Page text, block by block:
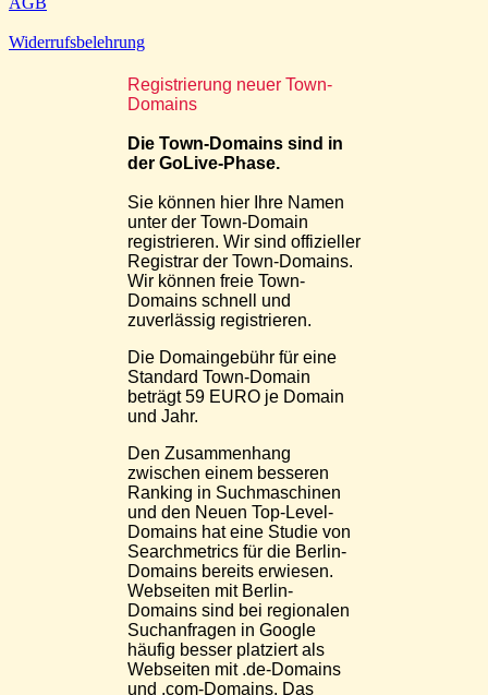
Widerrufsbelehrung
Registrierung neuer Town-
Domains
Die Town-Domains sind in
der GoLive-Phase.
Sie können hier Ihre Namen
unter der Town-Domain
registrieren. Wir sind offizieller
Registrar der Town-Domains.
Wir können freie Town-
Domains schnell und
zuverlässig registrieren.
Die Domaingebühr für eine
Standard Town-Domain
beträgt 59 EURO je Domain
und Jahr.
Den Zusammenhang
zwischen einem besseren
Ranking in Suchmaschinen
und den Neuen Top-Level-
Domains hat eine Studie von
Searchmetrics für die Berlin-
Domains bereits erwiesen.
Webseiten mit Berlin-
Domains sind bei regionalen
Suchanfragen in Google
häufig besser platziert als
Webseiten mit .de-Domains
und .com-Domains. Das